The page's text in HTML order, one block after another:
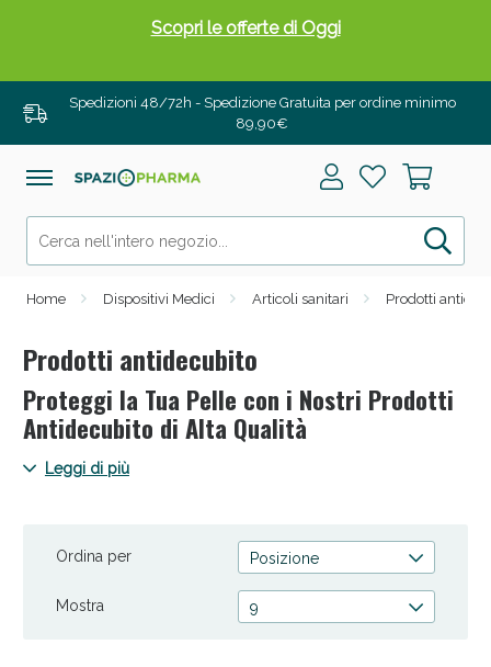
Spedizioni 48/72h - Spedizione Gratuita per ordine minimo
89,90€
Home Dispositivi Medici Articoli sanitari Prodotti
Prodotti antidecubito
Proteggi la Tua Pelle con i Nostri Prodotti
Antidecubito di Alta Qualità
Scopri la protezione della tua pelle con la nostra selezione di
alla nostra gamma completa e scegli Spaziopharma.it per
Leggi di più
Ordina per Posizione
Mostra 9
Drenanti e Pancia Piatta: Sconti fino al 55% validi
Salini e Multivitaminici: oggi Sconto extra fino al
50%!